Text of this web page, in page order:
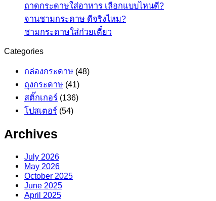
ถาดกระดาษใส่อาหาร เลือกแบบไหนดี?
จานชามกระดาษ ดีจริงไหม?
ชามกระดาษใส่ก๋วยเตี๋ยว
Categories
กล่องกระดาษ (48)
ถุงกระดาษ (41)
สติ๊กเกอร์ (136)
โปสเตอร์ (54)
Archives
July 2026
May 2026
October 2025
June 2025
April 2025